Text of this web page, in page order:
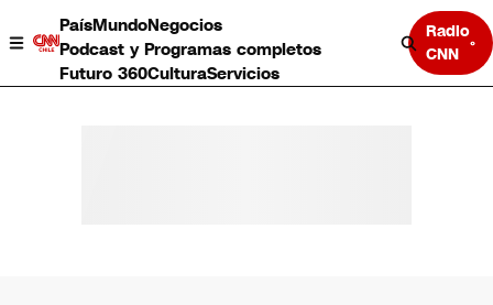
PaísMundoNegocios
Podcast y Programas completos
Futuro 360CulturaServicios
Radio
CNN